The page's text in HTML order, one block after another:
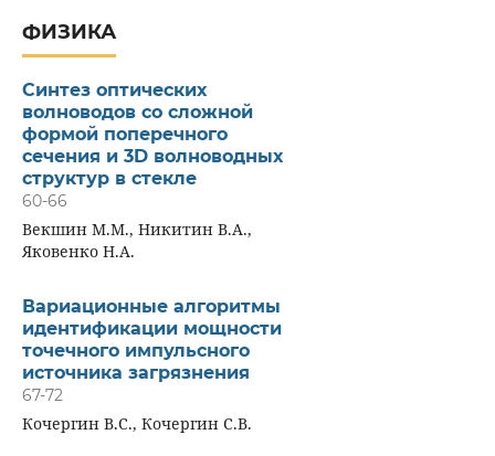
ФИЗИКА
Синтез оптических
волноводов со сложной
формой поперечного
сечения и 3D волноводных
структур в стекле
60-66
Векшин М.М., Никитин В.А.,
Яковенко Н.А.
Вариационные алгоритмы
идентификации мощности
точечного импульсного
источника загрязнения
67-72
Кочергин В.С., Кочергин С.В.